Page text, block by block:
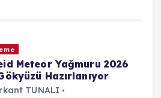
Meteor Yağmuru 2026
Hazırlanıyor
TUNALI